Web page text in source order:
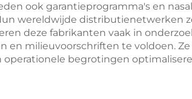
ook garantieprogramma's en
wereldwijde distributienetwerken
deze fabrikanten vaak in
en milieuvoorschriften te voldoen.
begrotingen